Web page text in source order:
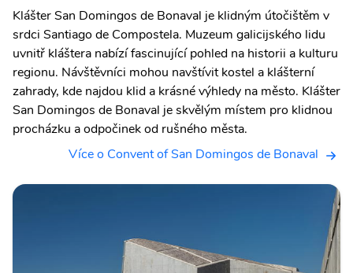
Klášter San Domingos de Bonaval je klidným útočištěm v
srdci Santiago de Compostela. Muzeum galicijského lidu
uvnitř kláštera nabízí fascinující pohled na historii a kulturu
regionu. Návštěvníci mohou navštívit kostel a klášterní
zahrady, kde najdou klid a krásné výhledy na město. Klášter
San Domingos de Bonaval je skvělým místem pro klidnou
procházku a odpočinek od rušného města.
Více o Convent of San Domingos de Bonaval